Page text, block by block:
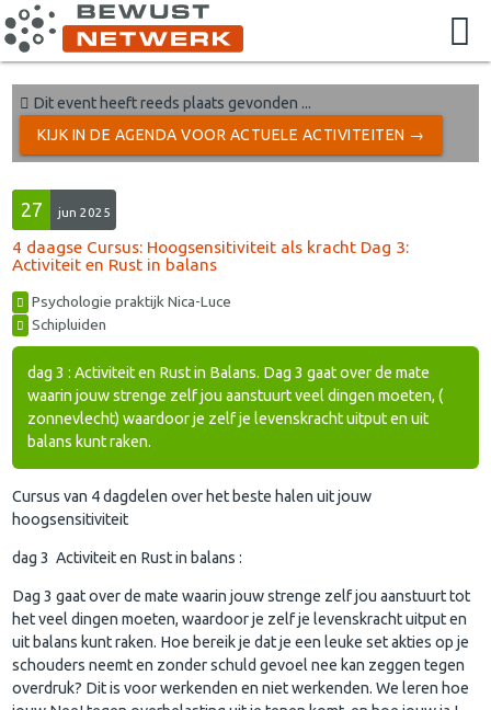
Dit event heeft reeds plaats gevonden ...
KIJK IN DE AGENDA VOOR ACTUELE ACTIVITEITEN →
27 jun 2025
4 daagse Cursus: Hoogsensitiviteit als kracht Dag 3:
Activiteit en Rust in balans
Psychologie praktijk Nica-Luce
Schipluiden
dag 3 : Activiteit en Rust in Balans. Dag 3 gaat over de mate
waarin jouw strenge zelf jou aanstuurt veel dingen moeten, (
zonnevlecht) waardoor je zelf je levenskracht uitput en uit
balans kunt raken.
Cursus van 4 dagdelen over het beste halen uit jouw
hoogsensitiviteit
dag 3 Activiteit en Rust in balans :
Dag 3 gaat over de mate waarin jouw strenge zelf jou aanstuurt tot
het veel dingen moeten, waardoor je zelf je levenskracht uitput en
uit balans kunt raken. Hoe bereik je dat je een leuke set akties op je
schouders neemt en zonder schuld gevoel nee kan zeggen tegen
overdruk? Dit is voor werkenden en niet werkenden. We leren hoe